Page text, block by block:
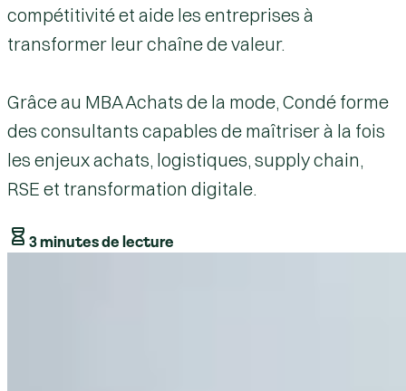
compétitivité et aide les entreprises à
transformer leur chaîne de valeur.
Grâce au MBA Achats de la mode, Condé forme
des consultants capables de maîtriser à la fois
les enjeux achats, logistiques, supply chain,
RSE et transformation digitale.
3 minutes de lecture